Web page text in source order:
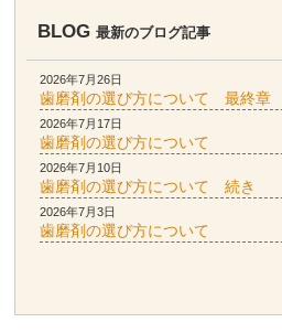
BLOG 最新のブログ記事
2026年7月26日
歯磨剤の選び方について 最終章
2026年7月17日
歯磨剤の選び方について
2026年7月10日
歯磨剤の選び方について 続き
2026年7月3日
歯磨剤の選び方について